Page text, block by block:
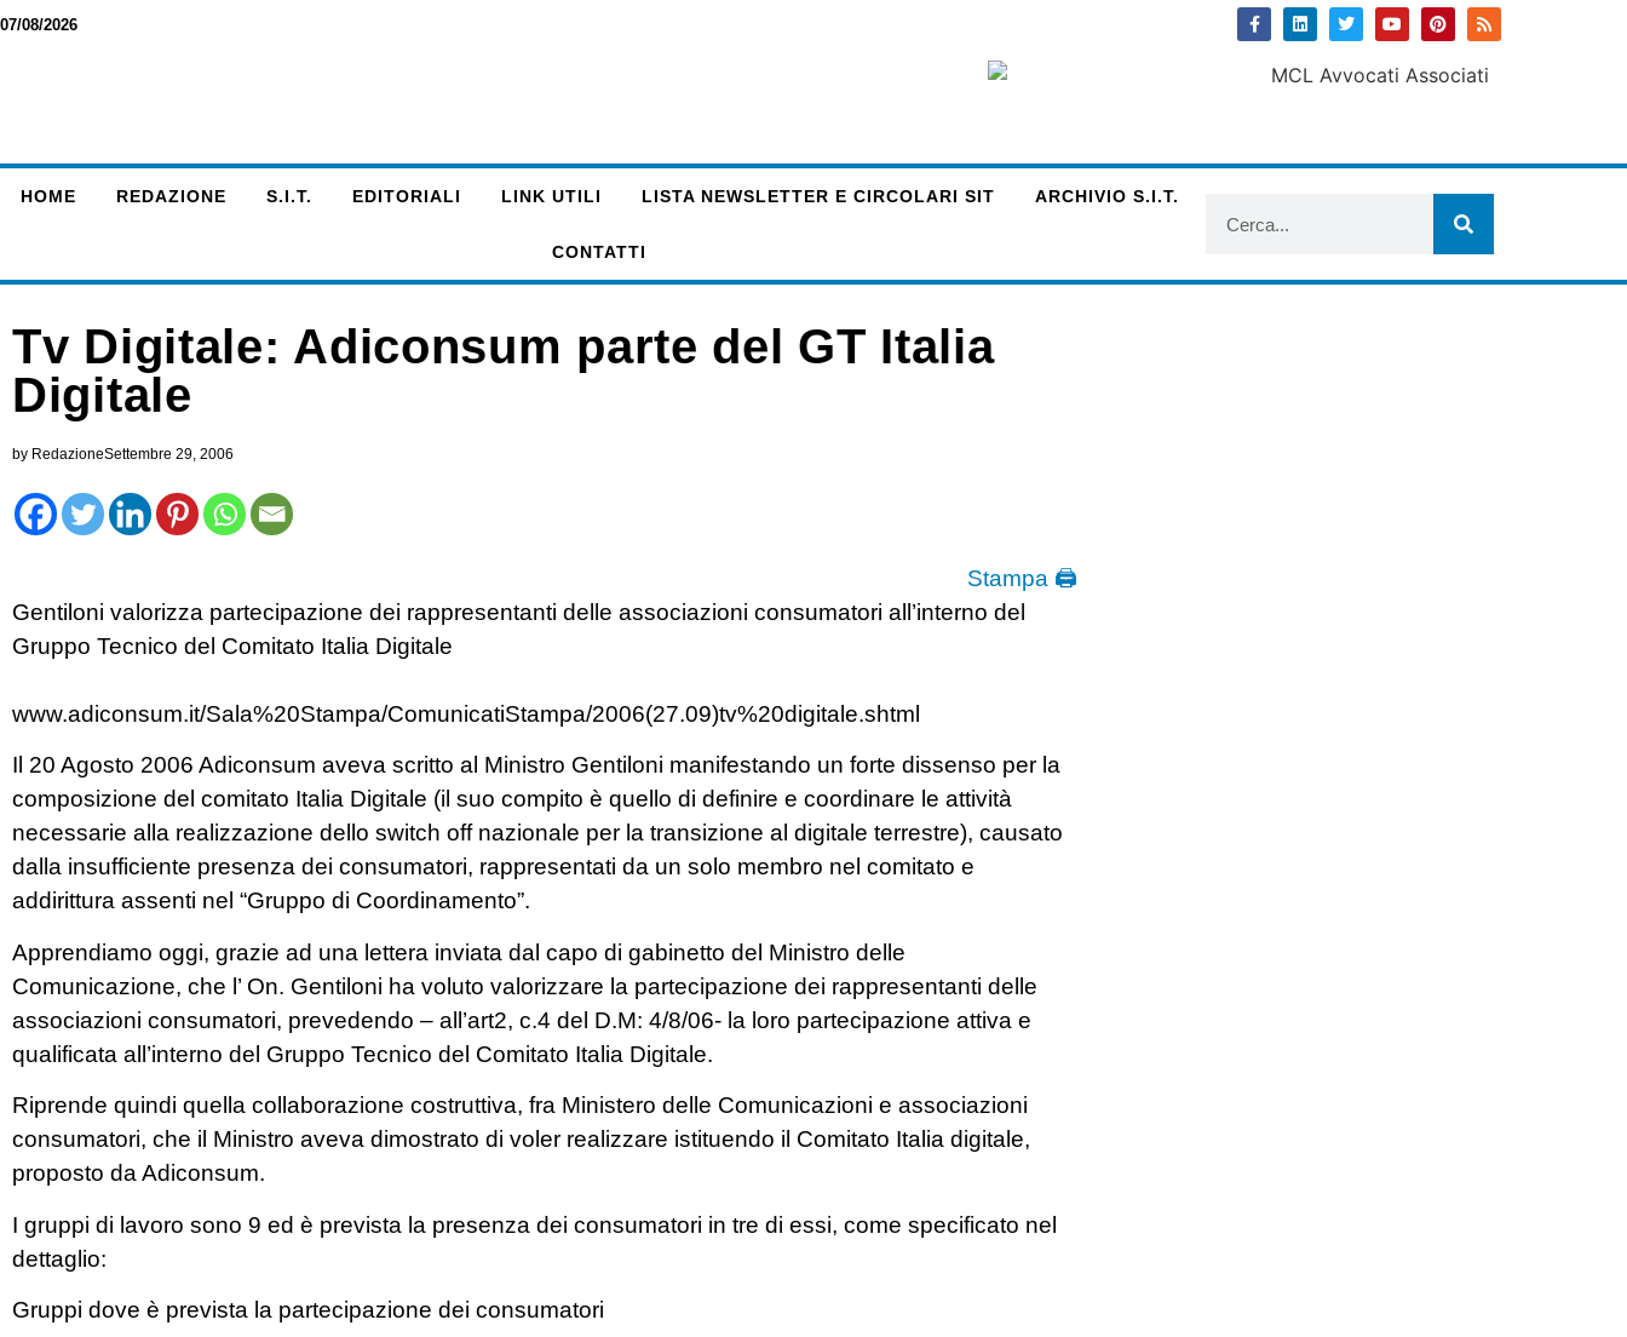
07/08/2026
HOME REDAZIONE S.I.T. EDITORIALI LINK UTILI LISTA NEWSLETTER E CIRCOLARI SIT ARCHIVIO S.I.T.
CONTATTI
Tv Digitale: Adiconsum parte del GT Italia
Digitale
by RedazioneSettembre 29, 2006
Stampa 🖨
Gentiloni valorizza partecipazione dei rappresentanti delle associazioni consumatori all’interno del
Gruppo Tecnico del Comitato Italia Digitale
www.adiconsum.it/Sala%20Stampa/ComunicatiStampa/2006(27.09)tv%20digitale.shtml
Il 20 Agosto 2006 Adiconsum aveva scritto al Ministro Gentiloni manifestando un forte dissenso per la
composizione del comitato Italia Digitale (il suo compito è quello di definire e coordinare le attività
necessarie alla realizzazione dello switch off nazionale per la transizione al digitale terrestre), causato
dalla insufficiente presenza dei consumatori, rappresentati da un solo membro nel comitato e
addirittura assenti nel “Gruppo di Coordinamento”.
Apprendiamo oggi, grazie ad una lettera inviata dal capo di gabinetto del Ministro delle
Comunicazione, che l’ On. Gentiloni ha voluto valorizzare la partecipazione dei rappresentanti delle
associazioni consumatori, prevedendo – all’art2, c.4 del D.M: 4/8/06- la loro partecipazione attiva e
qualificata all’interno del Gruppo Tecnico del Comitato Italia Digitale.
Riprende quindi quella collaborazione costruttiva, fra Ministero delle Comunicazioni e associazioni
consumatori, che il Ministro aveva dimostrato di voler realizzare istituendo il Comitato Italia digitale,
proposto da Adiconsum.
I gruppi di lavoro sono 9 ed è prevista la presenza dei consumatori in tre di essi, come specificato nel
dettaglio:
Gruppi dove è prevista la partecipazione dei consumatori